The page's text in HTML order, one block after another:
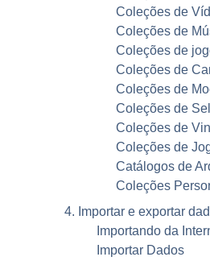
Coleções de
Coleções de
Coleções de
Coleções de
Coleções de
Coleções de
Coleções de
Coleções de
Catálogos de
Coleções
4. Importar e exportar
Importando da
Importar Dados